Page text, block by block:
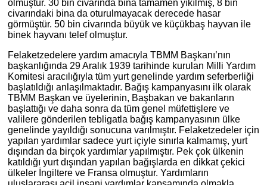
olmuştur. 30 bin civarında bina tamamen yıkılmış, 8 bin
civarındaki bina da oturulmayacak derecede hasar
görmüştür. 50 bin civarında büyük ve küçükbaş hayvan ile
binek hayvanı telef olmuştur.
Felaketzedelere yardım amacıyla TBMM Başkanı’nın
başkanlığında 29 Aralık 1939 tarihinde kurulan Milli Yardım
Komitesi aracılığıyla tüm yurt genelinde yardım seferberliği
başlatıldığı anlaşılmaktadır. Bağış kampanyasını ilk olarak
TBMM Başkan ve üyelerinin, Başbakan ve bakanların
başlattığı ve daha sonra da tüm genel müfettişlere ve
valilere gönderilen tebligatla bağış kampanyasının ülke
genelinde yayıldığı sonucuna varılmıştır. Felaketzedeler için
yapılan yardımlar sadece yurt içiyle sınırla kalmamış, yurt
dışından da birçok yardımlar yapılmıştır. Pek çok ülkenin
katıldığı yurt dışından yapılan bağışlarda en dikkat çekici
ülkeler İngiltere ve Fransa olmuştur. Yardımların